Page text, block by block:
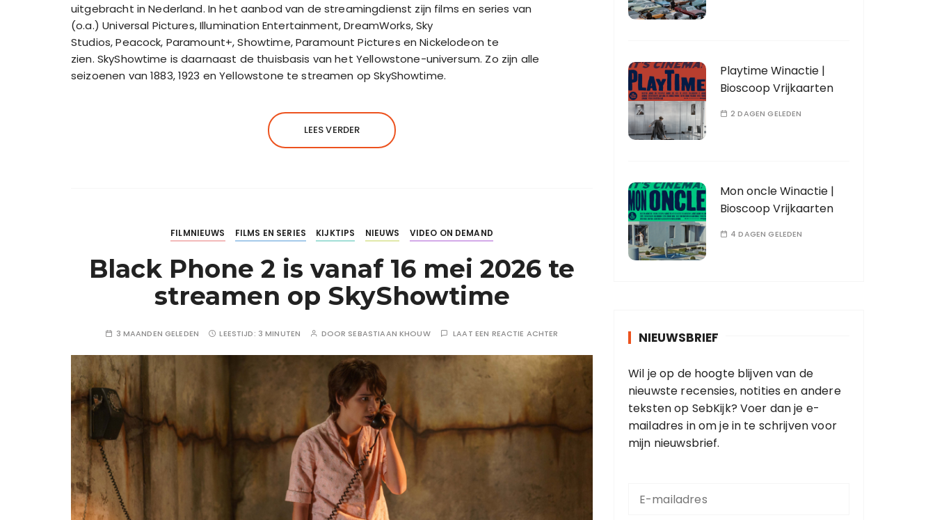
uitgebracht in Nederland. In het aanbod van de streamingdienst zijn films en series van
(o.a.) Universal Pictures, Illumination Entertainment, DreamWorks, Sky
Studios, Peacock, Paramount+, Showtime, Paramount Pictures en Nickelodeon te
zien. SkyShowtime is daarnaast de thuisbasis van het Yellowstone-universum. Zo zijn alle
seizoenen van 1883, 1923 en Yellowstone te streamen op SkyShowtime.
LEES VERDER
FILMNIEUWS FILMS EN SERIES KIJKTIPS NIEUWS VIDEO ON DEMAND
Black Phone 2 is vanaf 16 mei 2026 te
streamen op SkyShowtime
3 MAANDEN GELEDEN LEESTIJD: 3 MINUTEN DOOR SEBASTIAAN KHOUW LAAT EEN REACTIE ACHTER
Playtime Winactie |
Bioscoop Vrijkaarten
2 DAGEN GELEDEN
Mon oncle Winactie |
Bioscoop Vrijkaarten
4 DAGEN GELEDEN
NIEUWSBRIEF
Wil je op de hoogte blijven van de
nieuwste recensies, notities en andere
teksten op SebKijk? Voer dan je e-
mailadres in om je in te schrijven voor
mijn nieuwsbrief.